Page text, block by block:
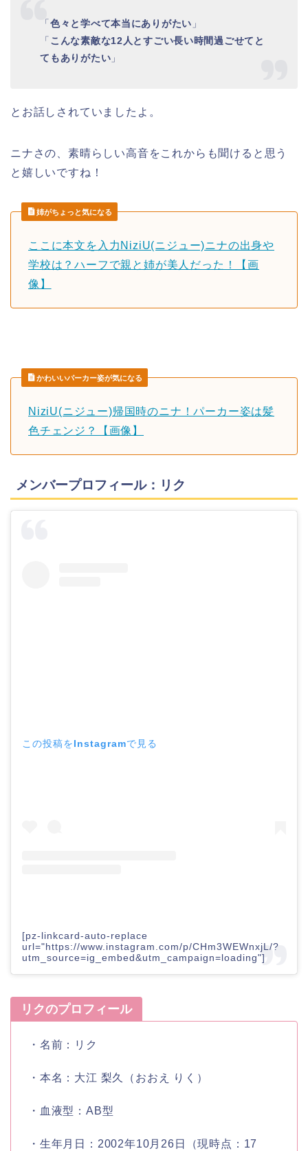
「色々と学べて本当にありがたい 」
「こんな素敵な12人とすごい長い時間過ごせてと
てもありがたい 」
とお話しされていましたよ。
ニナさの、素晴らしい高音をこれからも聞けると思う
と嬉しいですね！
姉がちょっと気になる
ここに本文を入力NiziU(ニジュー)ニナの出身や
学校は？ハーフで親と姉が美人だった！【画
像】
かわいいパーカー姿が気になる
NiziU(ニジュー)帰国時のニナ！パーカー姿は髪
色チェンジ？【画像】
メンバープロフィール：リク
この投稿をInstagramで見る
[pz-linkcard-auto-replace
url="https://www.instagram.com/p/CHm3WEWnxjL/?
utm_source=ig_embed&utm_campaign=loading"]
リクのプロフィール
・名前： リク
・本名： 大江 梨久（おおえ りく）
・血液型： AB型
・生年月日： 2002年10月26日
（現時点：17